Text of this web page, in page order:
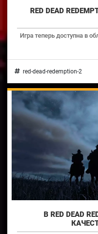
RED DEAD
Игра теперь доступна в
red-dead-redemption-2
В RED DEAD